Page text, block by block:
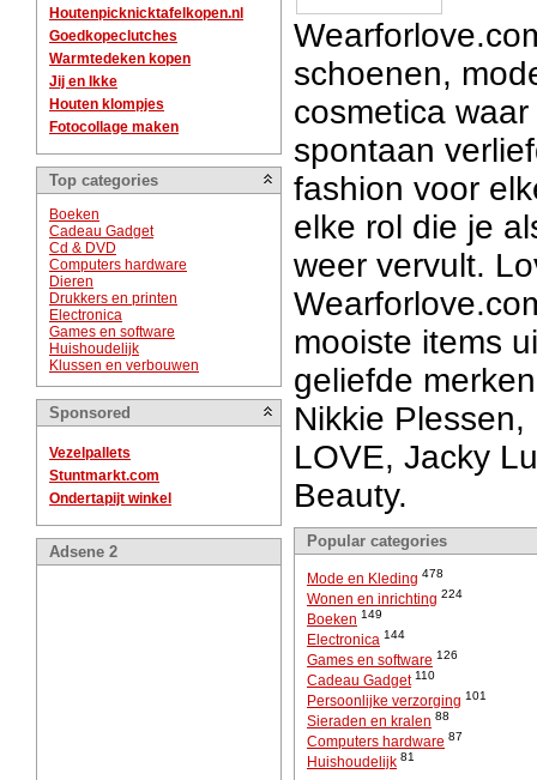
Houtenpicknicktafelkopen.nl
Goedkopeclutches
Warmtedeken kopen
Jij en Ikke
Houten klompjes
Fotocollage maken
Top categories
Boeken
Cadeau Gadget
Cd & DVD
Computers hardware
Dieren
Drukkers en printen
Electronica
Games en software
Huishoudelijk
Klussen en verbouwen
Sponsored
Vezelpallets
Stuntmarkt.com
Ondertapijt winkel
Adsene 2
schoenen,
cosmetica
spontaan
fashion voor
elke rol die je
weer vervult.
mooiste items
geliefde
Nikkie
LOVE, Jacky
Beauty.
Popular categories
Mode en Kleding 478
Wonen en inrichting 224
Boeken 149
Electronica 144
Games en software 126
Cadeau Gadget 110
Persoonlijke verzorging 101
Sieraden en kralen 88
Computers hardware 87
Huishoudelijk 81